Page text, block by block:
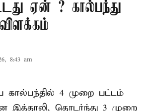
ஏன் ? கால்பந்து
8:43 am
4 முறை பட்டம்
தொடர்ந்து 3 முறை